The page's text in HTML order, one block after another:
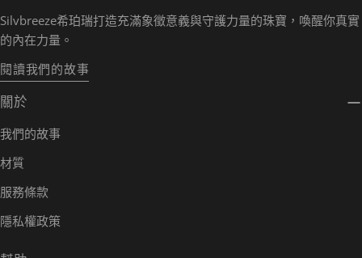
Silvbreeze希珀瑞打造充滿象徵意義與守護力量的珠寶，喚醒你真實
的內在力量。
閱讀我們的故事
關於
我們的故事
材質
服務條款
隱私權政策